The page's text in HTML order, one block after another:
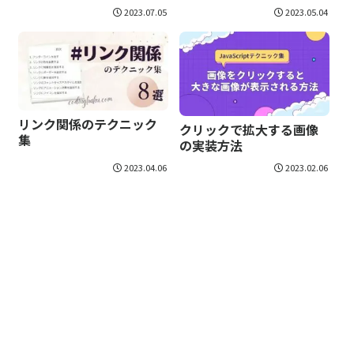
2023.07.05 2023.05.04
リンク関係のテクニック
集
2023.04.06
クリックで拡大する画像
の実装方法
2023.02.06